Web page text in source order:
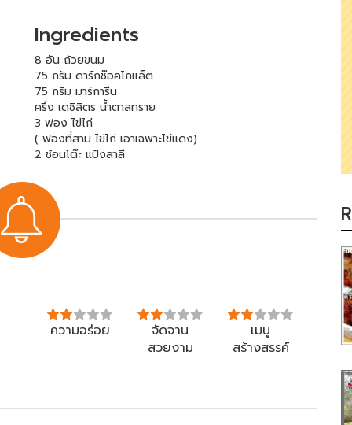
Ingredients
8 อัน ถ้วยขนม
75 กรัม ดาร์กช๊อคโกแล็ต
75 กรัม มาร์การีน
ครึ่ง เดซิลิตร น้ำตาลทราย
3 ฟอง ไข่ไก่
( ฟองที่สาม ไข่ไก่ เอาเฉพาะไข่แดง)
2 ช้อนโต๊ะ แป้งสาลี
ความอร่อย
จัดจาน
สวยงาม
เมนู
สร้างสรรค์